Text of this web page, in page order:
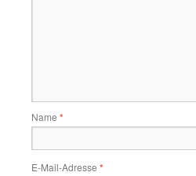
Name *
E-Mail-Adresse *